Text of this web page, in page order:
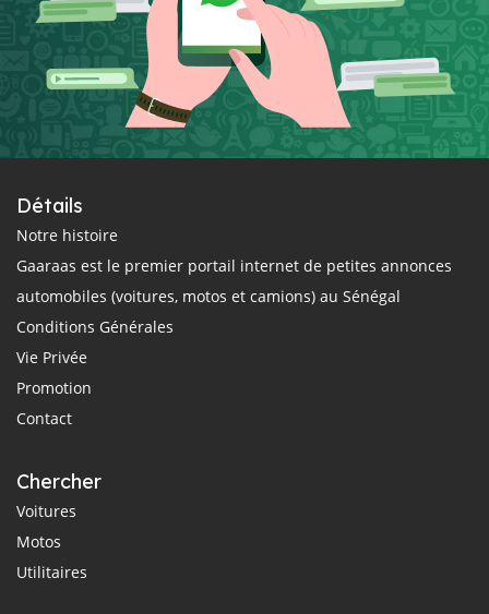
Détails
Notre histoire
Gaaraas est le premier portail internet de petites annonces
automobiles (voitures, motos et camions) au Sénégal
Conditions Générales
Vie Privée
Promotion
Contact
Chercher
Voitures
Motos
Utilitaires